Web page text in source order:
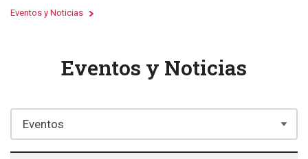
Eventos y Noticias
Eventos y Noticias